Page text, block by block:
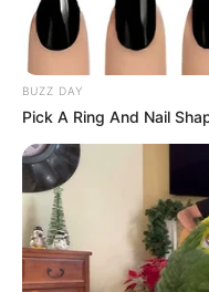
കൊല്ലം: പുനലൂർ
കൊലപാതകത്തിൽ
കൊല്ലപ്പെട്ടത്
ഡിഎൻഎ
ആലപ്പുഴ നൂറനാട്
അനിൽകുമാർ ആണ്
സംശയിച്ച്
നേരത്തെ പുറത്തു
പ്രതിയെ ഇതുവരെ
BUZZ DAY
Pick A Ring And Nail